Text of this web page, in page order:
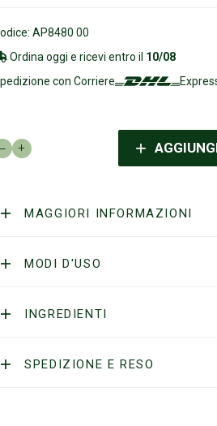
AP8480 00
Ordina oggi e ricevi entro il 10/08
con Corriere
MAGGIORI INFORMAZIONI
MODI D'USO
INGREDIENTI
SPEDIZIONE E RESO